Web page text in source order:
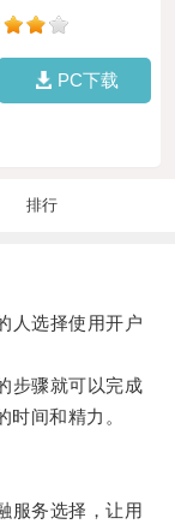
PC下载
排行
选择使用开户
骤就可以完成
间和精力。
务选择，让用